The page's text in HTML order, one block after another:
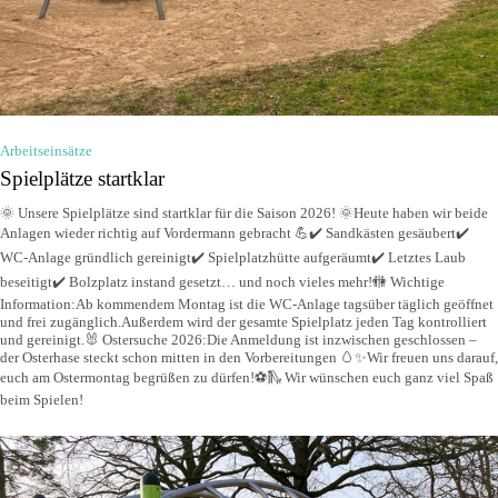
Arbeitseinsätze
Spielplätze startklar
🌞 Unsere Spielplätze sind startklar für die Saison 2026! 🌞Heute haben wir beide
Anlagen wieder richtig auf Vordermann gebracht 💪✔️ Sandkästen gesäubert✔️
WC-Anlage gründlich gereinigt✔️ Spielplatzhütte aufgeräumt✔️ Letztes Laub
beseitigt✔️ Bolzplatz instand gesetzt… und noch vieles mehr!🚻 Wichtige
Information:Ab kommendem Montag ist die WC-Anlage tagsüber täglich geöffnet
und frei zugänglich.Außerdem wird der gesamte Spielplatz jeden Tag kontrolliert
und gereinigt.🐰 Ostersuche 2026:Die Anmeldung ist inzwischen geschlossen –
der Osterhase steckt schon mitten in den Vorbereitungen 🥚✨Wir freuen uns darauf,
euch am Ostermontag begrüßen zu dürfen!⚽🛝 Wir wünschen euch ganz viel Spaß
beim Spielen!